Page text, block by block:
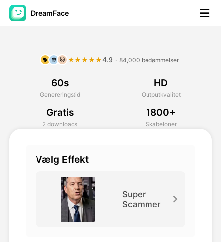
DreamFace
Avatar video
AI video
🐕 🧑 🐱 ★★★★★4.9 · 84,000 bedømmelser
60s
Genereringstid
HD
Outputkvalitet
Gratis
2 downloads
1800+
Skabeloner
Vælg Effekt
Super
Scammer